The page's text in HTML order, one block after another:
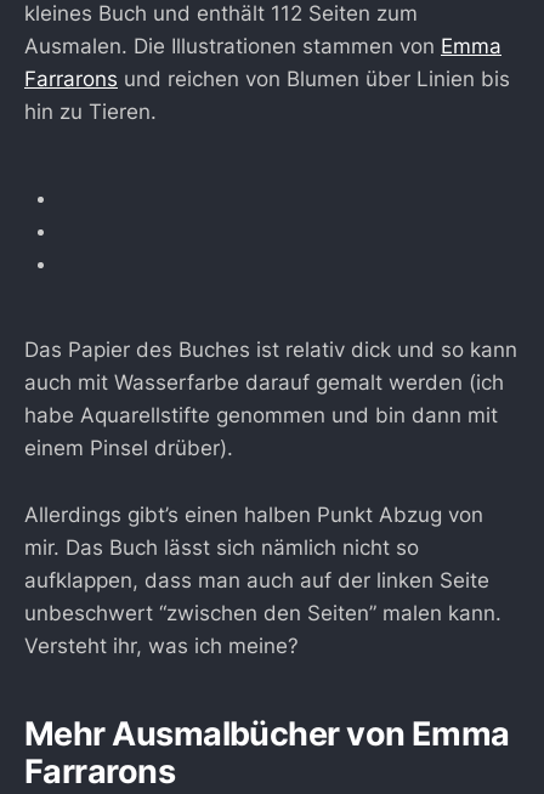
kleines Buch und enthält 112 Seiten zum
Ausmalen. Die Illustrationen stammen von Emma
Farrarons und reichen von Blumen über Linien bis
hin zu Tieren.
Das Papier des Buches ist relativ dick und so kann
auch mit Wasserfarbe darauf gemalt werden (ich
habe Aquarellstifte genommen und bin dann mit
einem Pinsel drüber).
Allerdings gibt’s einen halben Punkt Abzug von
mir. Das Buch lässt sich nämlich nicht so
aufklappen, dass man auch auf der linken Seite
unbeschwert “zwischen den Seiten” malen kann.
Versteht ihr, was ich meine?
Mehr Ausmalbücher von Emma
Farrarons